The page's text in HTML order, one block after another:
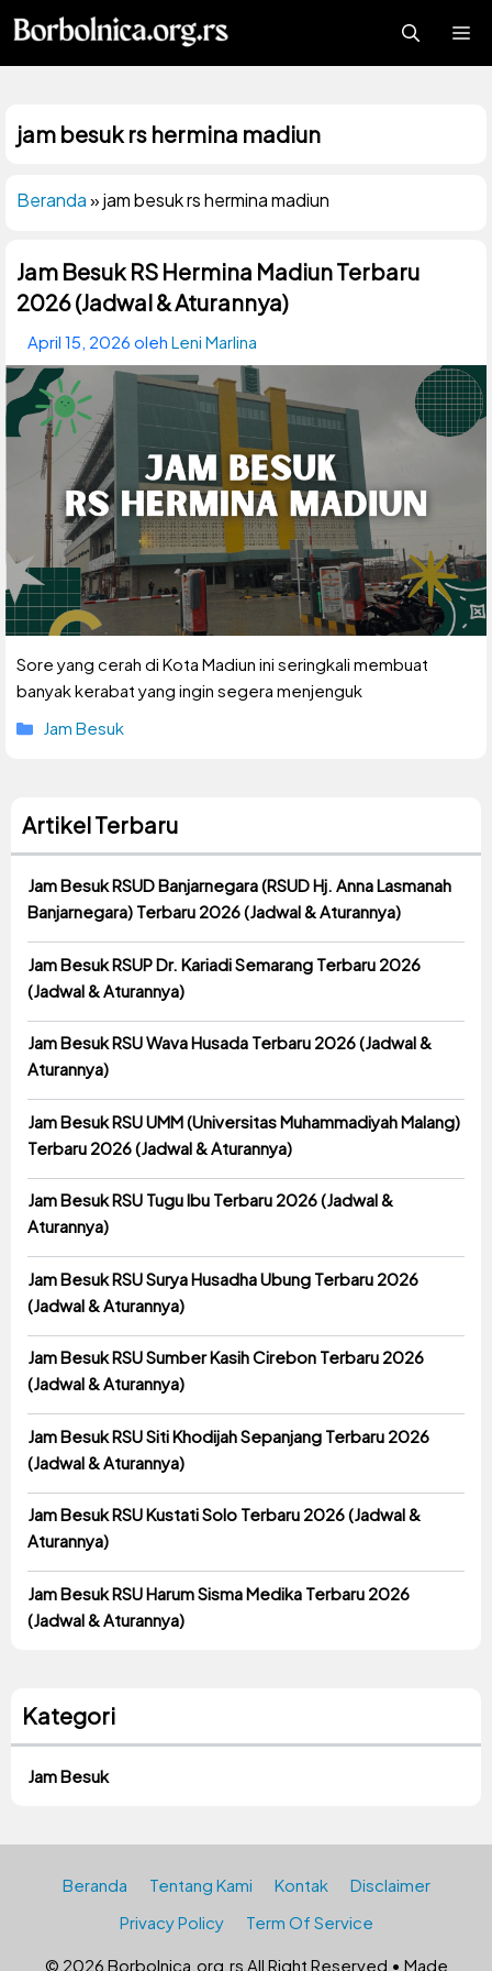
Langsung
ke
isi
jam besuk rs hermina madiun
Beranda»jam besuk rs hermina madiun
Jam Besuk RS Hermina Madiun Terbaru
2026 (Jadwal & Aturannya)
April 15, 2026 oleh Leni Marlina
Sore yang cerah di Kota Madiun ini seringkali membuat
banyak kerabat yang ingin segera menjenguk
Kategori
Jam Besuk
Artikel Terbaru
Jam Besuk RSUD Banjarnegara (RSUD Hj. Anna Lasmanah
Banjarnegara) Terbaru 2026 (Jadwal & Aturannya)
Jam Besuk RSUP Dr. Kariadi Semarang Terbaru 2026
(Jadwal & Aturannya)
Jam Besuk RSU Wava Husada Terbaru 2026 (Jadwal &
Aturannya)
Jam Besuk RSU UMM (Universitas Muhammadiyah Malang)
Terbaru 2026 (Jadwal & Aturannya)
Jam Besuk RSU Tugu Ibu Terbaru 2026 (Jadwal &
Aturannya)
Jam Besuk RSU Surya Husadha Ubung Terbaru 2026
(Jadwal & Aturannya)
Jam Besuk RSU Sumber Kasih Cirebon Terbaru 2026
(Jadwal & Aturannya)
Jam Besuk RSU Siti Khodijah Sepanjang Terbaru 2026
(Jadwal & Aturannya)
Jam Besuk RSU Kustati Solo Terbaru 2026 (Jadwal &
Aturannya)
Jam Besuk RSU Harum Sisma Medika Terbaru 2026
(Jadwal & Aturannya)
Kategori
Jam Besuk
Beranda Tentang Kami Kontak
Disclaimer
Privacy Policy
Term Of Service
© 2026 Borbolnica.org.rs All Right Reserved • Made